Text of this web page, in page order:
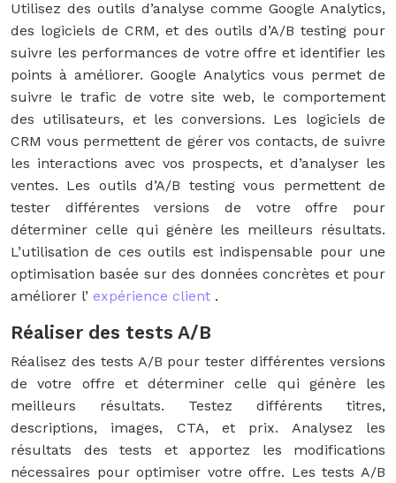
Utilisez des outils d’analyse comme Google Analytics,
des logiciels de CRM, et des outils d’A/B testing pour
suivre les performances de votre offre et identifier les
points à améliorer. Google Analytics vous permet de
suivre le trafic de votre site web, le comportement
des utilisateurs, et les conversions. Les logiciels de
CRM vous permettent de gérer vos contacts, de suivre
les interactions avec vos prospects, et d’analyser les
ventes. Les outils d’A/B testing vous permettent de
tester différentes versions de votre offre pour
déterminer celle qui génère les meilleurs résultats.
L’utilisation de ces outils est indispensable pour une
optimisation basée sur des données concrètes et pour
améliorer l’ expérience client .
Réaliser des tests A/B
Réalisez des tests A/B pour tester différentes versions
de votre offre et déterminer celle qui génère les
meilleurs résultats. Testez différents titres,
descriptions, images, CTA, et prix. Analysez les
résultats des tests et apportez les modifications
nécessaires pour optimiser votre offre. Les tests A/B